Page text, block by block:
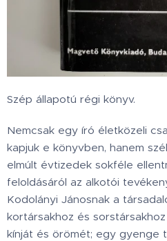
Szép állapotú régi könyv.
Nemcsak egy író életközeli
kapjuk e könyvben, hanem
elmúlt évtizedek sokféle
feloldásáról az alkotói
Kodolányi Jánosnak a
kortársakhoz és
kínját és örömét; egy gyenge